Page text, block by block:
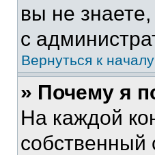
вы не
с
Вернуться к началу
» Почему я
На каждой